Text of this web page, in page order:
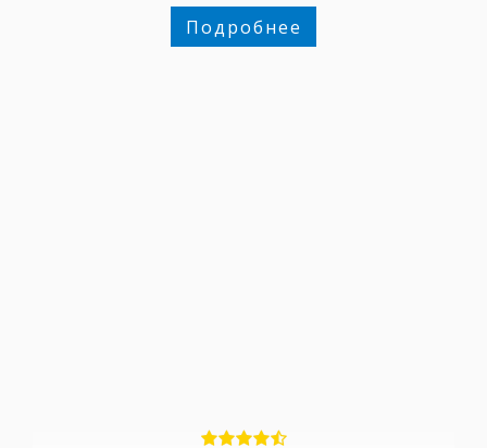
Подробнее